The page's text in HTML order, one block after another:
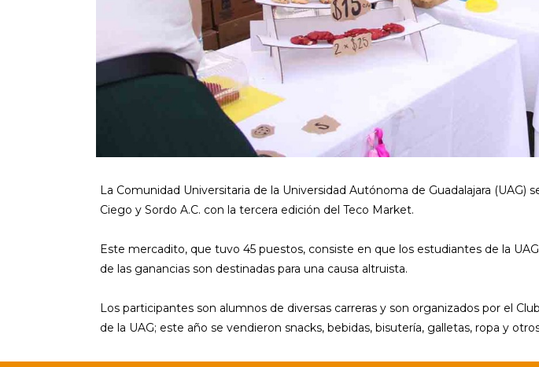
La Comunidad Universitaria de la Universidad Autónoma de Guadalajara
Ciego y Sordo A.C. con la tercera edición del Teco Market.
Este mercadito, que tuvo 45 puestos, consiste en que los estudiantes de la
de las ganancias son destinadas para una causa altruista.
Los participantes son alumnos de diversas carreras y son organizados por el
de la UAG; este año se vendieron snacks, bebidas, bisutería, galletas, ropa y